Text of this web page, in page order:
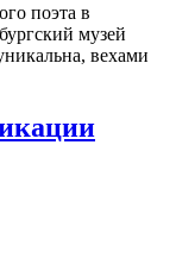
поэта в
музей
вехами